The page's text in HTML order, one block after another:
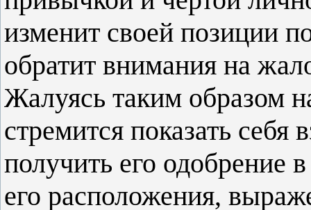
изменит своей позиции
обратит внимания на
Жалуясь таким образом
стремится показать
получить его одобрение
его расположения,